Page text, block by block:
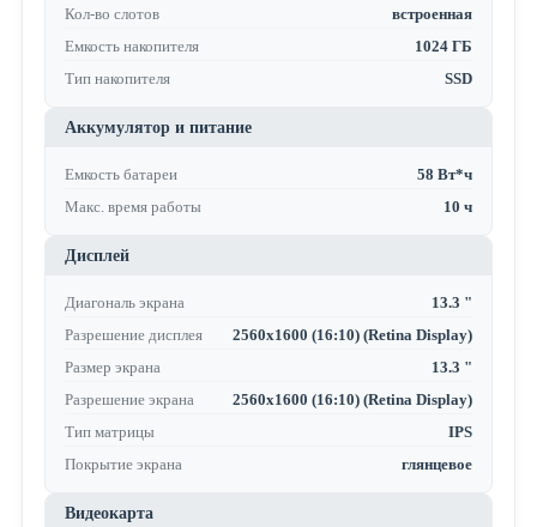
Кол-во слотов
встроенная
Емкость накопителя
1024 ГБ
Тип накопителя
SSD
Аккумулятор и питание
Емкость батареи
58 Вт*ч
Макс. время работы
10 ч
Дисплей
Диагональ экрана
13.3 "
Разрешение дисплея
2560x1600 (16:10) (Retina Display)
Размер экрана
13.3 "
Разрешение экрана
2560x1600 (16:10) (Retina Display)
Тип матрицы
IPS
Покрытие экрана
глянцевое
Видеокарта